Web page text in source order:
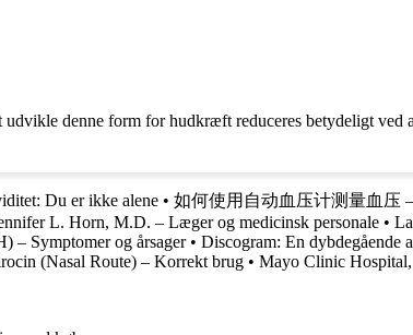
denne form for hudkræft reduceres betydeligt ved
Du er ikke alene • 如何使用自动血压计测量血压
L. Horn, M.D. – Læger og medicinsk personale •
– Symptomer og årsager• Discogram: En dybdegående
(Nasal Route) – Korrekt brug • Mayo Clinic